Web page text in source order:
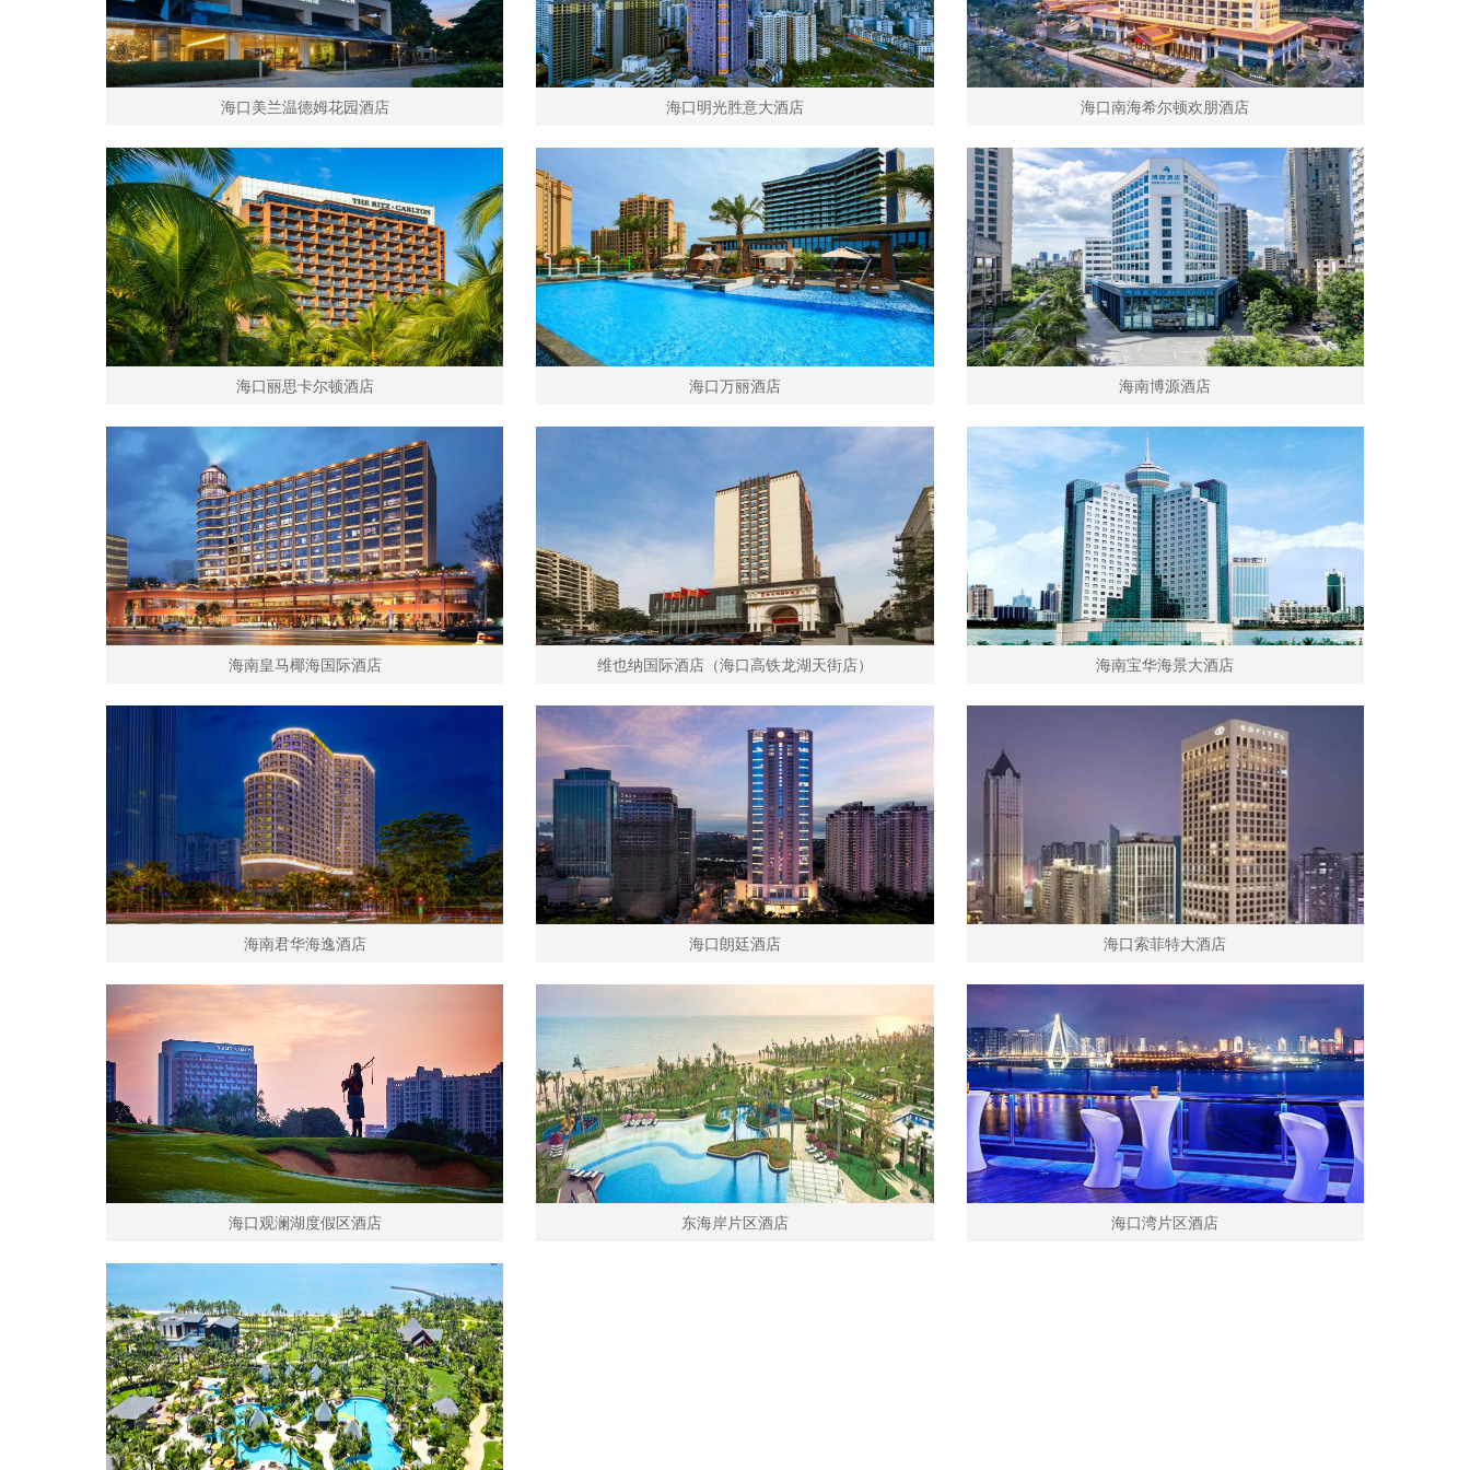
海口美兰温德姆花园酒店 海口明光胜意大酒店 海口南海希尔顿欢朋酒店
海口丽思卡尔顿酒店 海口万丽酒店 海南博源酒店
海南皇马椰海国际酒店 维也纳国际酒店（海口高铁龙湖天街店） 海南宝华海景大酒店
海南君华海逸酒店 海口朗廷酒店 海口索菲特大酒店
海口观澜湖度假区酒店 东海岸片区酒店 海口湾片区酒店